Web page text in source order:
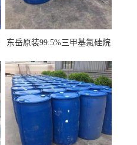
东岳原装99.5%三甲基氯硅烷